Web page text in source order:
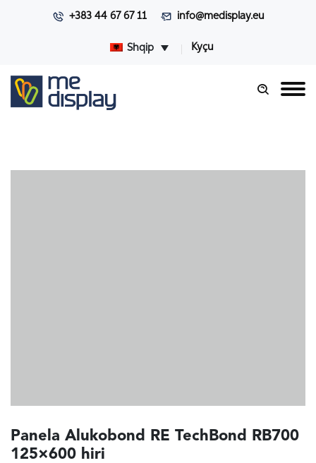
+383 44 67 67 11 info@medisplay.eu
Shqip Kyçu
Panela Alukobond RE TechBond RB700
125×600 hiri